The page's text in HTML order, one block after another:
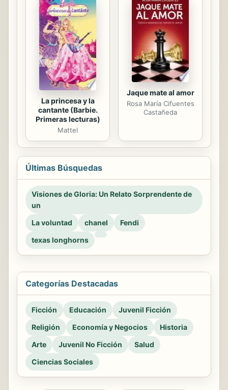
La princesa y la
cantante (Barbie.
Primeras lecturas)
Mattel
Jaque mate al amor
Rosa María Cifuentes
Castañeda
Últimas Búsquedas
Visiones de Gloria: Un Relato Sorprendente de
un
La voluntad
chanel
Fendi
texas longhorns
Categorías Destacadas
Ficción Educación
Juvenil Ficción
Religión
Economía y Negocios
Historia
Arte
Juvenil No Ficción
Salud
Ciencias Sociales